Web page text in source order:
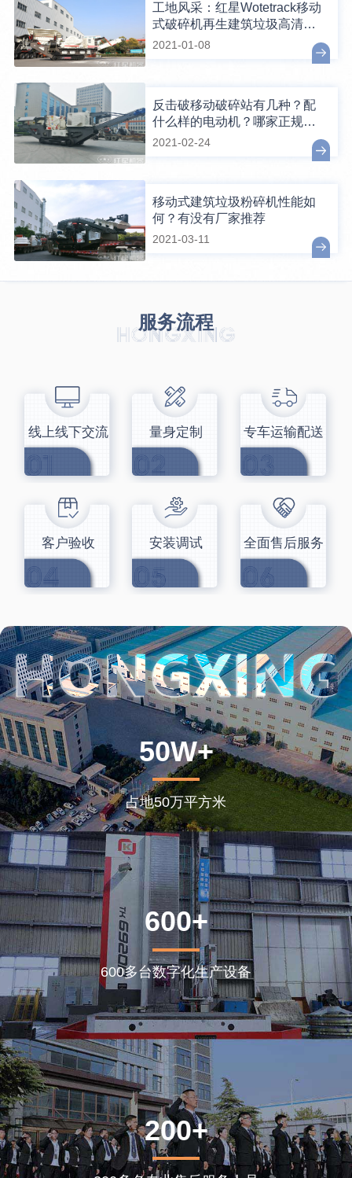
工地风采：红星Wotetrack移动
式破碎机再生建筑垃圾高清视
频
2021-01-08
反击破移动破碎站有几种？配
什么样的电动机？哪家正规、
便宜？
2021-02-24
移动式建筑垃圾粉碎机性能如
何？有没有厂家推荐
2021-03-11
服务流程
线上线下交流 量身定制 专车运输配送
客户验收 安装调试 全面售后服务
50W+
占地50万平方米
600+
600多台数字化生产设备
200+